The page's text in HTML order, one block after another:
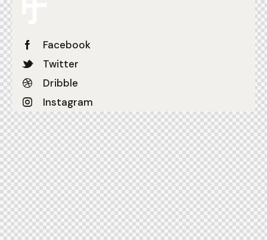
Facebook
Twitter
Dribble
Instagram